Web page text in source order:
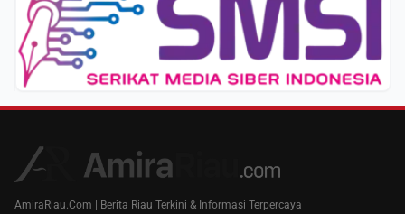
AmiraRiau.Com | Berita Riau Terkini & Informasi Terpercaya